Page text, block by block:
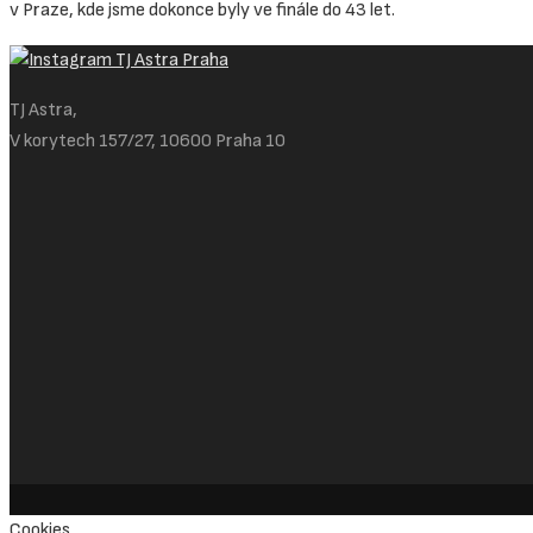
v Praze, kde jsme dokonce byly ve finále do 43 let.
TJ Astra,
V korytech 157/27, 10600 Praha 10